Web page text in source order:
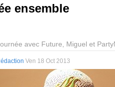
ensemble
avec Future, Miguel et
Ven 18 Oct 2013